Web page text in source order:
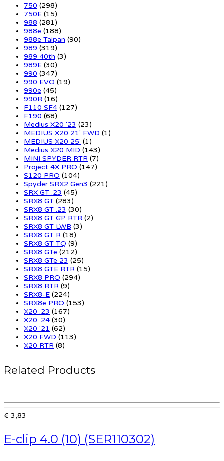
750 (298)
750E (15)
988 (281)
988e (188)
988e Taipan (90)
989 (319)
989 40th (3)
989E (30)
990 (347)
990 EVO (19)
990e (45)
990R (16)
F110 SF4 (127)
F190 (68)
Medius X20 '23 (23)
MEDIUS X20 21' FWD (1)
MEDIUS X20 25' (1)
Medius X20 MID (143)
MINI SPYDER RTR (7)
Project 4X PRO (147)
S120 PRO (104)
Spyder SRX2 Gen3 (221)
SRX GT .23 (45)
SRX8 GT (283)
SRX8 GT .23 (30)
SRX8 GT GP RTR (2)
SRX8 GT LWB (3)
SRX8 GT R (18)
SRX8 GT TQ (9)
SRX8 GTe (212)
SRX8 GTe 23 (25)
SRX8 GTE RTR (15)
SRX8 PRO (294)
SRX8 RTR (9)
SRX8-E (224)
SRX8e PRO (153)
X20 .23 (167)
X20 .24 (30)
X20 '21 (62)
X20 FWD (113)
X20 RTR (8)
Related Products
€ 3,83
E-clip 4.0 (10) (SER110302)